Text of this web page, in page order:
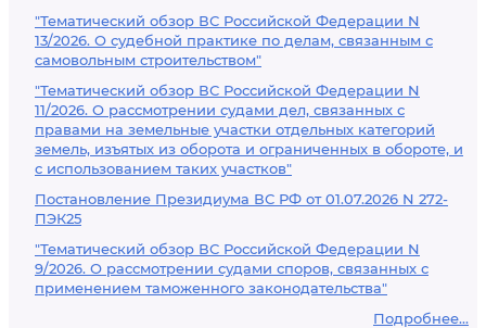
"Тематический обзор ВС Российской Федерации N
13/2026. О судебной практике по делам, связанным с
самовольным строительством"
"Тематический обзор ВС Российской Федерации N
11/2026. О рассмотрении судами дел, связанных с
правами на земельные участки отдельных категорий
земель, изъятых из оборота и ограниченных в обороте, и
с использованием таких участков"
Постановление Президиума ВС РФ от 01.07.2026 N 272-
ПЭК25
"Тематический обзор ВС Российской Федерации N
9/2026. О рассмотрении судами споров, связанных с
применением таможенного законодательства"
Подробнее...